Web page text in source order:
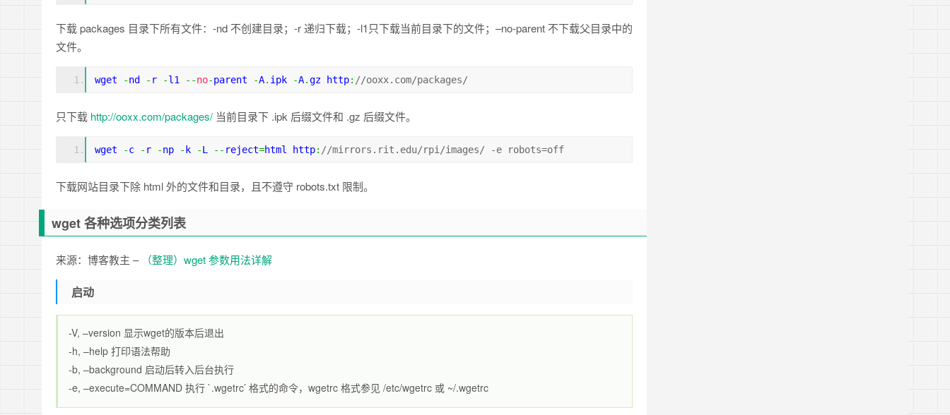
下载 packages 目录下所有文件：-nd 不创建目录；-r 递归下载；-l1只下载当前目录下的文件；–no-parent 不下载父目录中的
文件。
wget -nd - r -l1 --no-parent -A. ipk -A.gz http: //ooxx.com/packages/
只下载 http://ooxx.com/packages/当前目录下 .ipk 后缀文件和 .gz 后缀文件。
wget -c - r -np - k -L -- reject=html http: //mirrors.rit.edu/rpi/images/ -e robots=off
下载网站目录下除 html 外的文件和目录，且不遵守 robots.txt 限制。
wget 各种选项分类列表
来源：博客教主 – （整理）wget 参数用法详解
启动
-V, –version 显示wget的版本后退出
-h, –help 打印语法帮助
-b, –background 启动后转入后台执行
-e, –execute=COMMAND 执行 `.wgetrc’ 格式的命令，wgetrc 格式参见 /etc/wgetrc 或 ~/.wgetrc